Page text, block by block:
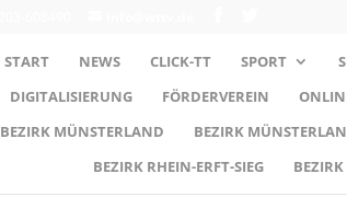
START NEWS CLICK-TT SPORT
DIGITALISIERUNG
FÖRDERVEREIN
BEZIRK MÜNSTERLAND
BEZIRK
BEZIRK RHEIN-ERFT-SIEG